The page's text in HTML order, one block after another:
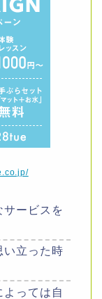
サービスを
い立った時
っては自